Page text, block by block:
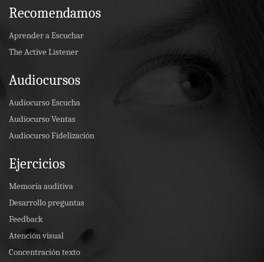
Recomendamos
Aprender a Escuchar
The Active Listener
Audiocursos
Audiocurso Escucha
Audiocurso Ventas
Audiocurso Fidelización
Ejercicios
Memoria auditiva
Desarrollo preguntas
Feedback
Atención visual
Concentración texto